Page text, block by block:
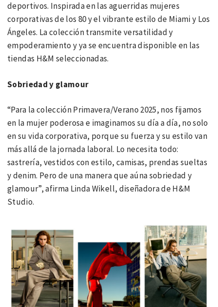
deportivos. Inspirada en las aguerridas mujeres
corporativas de los 80 y el vibrante estilo de Miami y Los
Ángeles. La colección transmite versatilidad y
empoderamiento y ya se encuentra disponible en las
tiendas H&M seleccionadas.
Sobriedad y glamour
“Para la colección Primavera/Verano 2025, nos fijamos
en la mujer poderosa e imaginamos su día a día, no solo
en su vida corporativa, porque su fuerza y ​​su estilo van
más allá de la jornada laboral. Lo necesita todo:
sastrería, vestidos con estilo, camisas, prendas sueltas
y denim. Pero de una manera que aúna sobriedad y
glamour”, afirma Linda Wikell, diseñadora de H&M
Studio.